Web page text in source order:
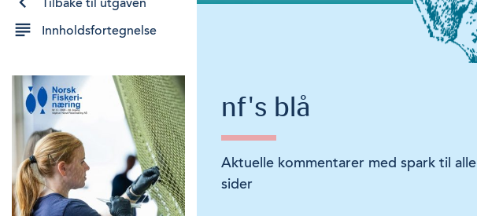
Tilbake til utgaven
Innholdsfortegnelse
nf's blå
Aktuelle kommentarer med spark til alle
sider